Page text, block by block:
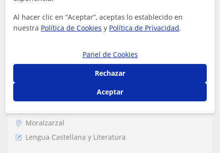
ver más Contactar
Maricarmen
Moralzarzal
Lengua Castellana y Literatura
Al hacer clic en “Aceptar”, aceptas lo establecido en
nuestra Política de Cookies y Política de Privacidad.
Panel de Cookies
Rechazar
Aceptar